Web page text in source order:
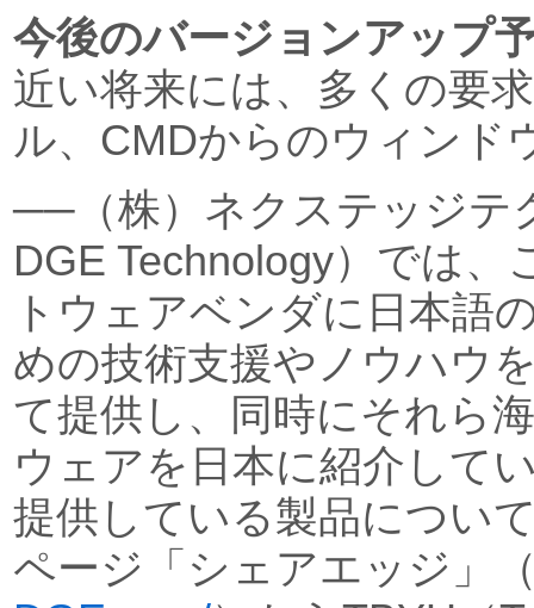
今後のバージョンアップ
近い将来には、多くの要
ル、CMDからのウィンド
──（株）ネクステッジテ
DGE Technology）では、
トウェアベンダに日本語
めの技術支援やノウハウ
て提供し、同時にそれら
ウェアを日本に紹介して
提供している製品につい
ページ「シェアエッジ」